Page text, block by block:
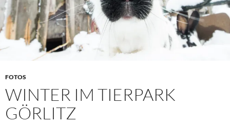
FOTOS
WINTER IM TIERPARK
GÖRLITZ